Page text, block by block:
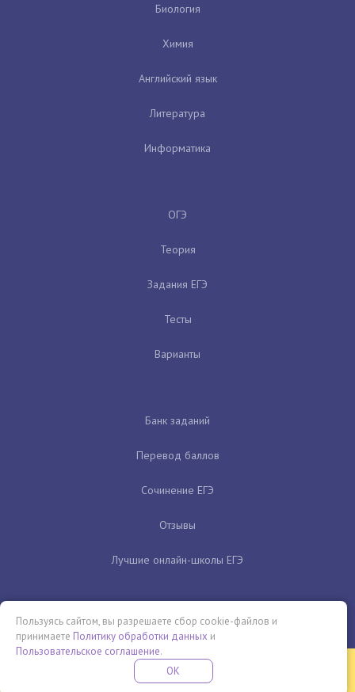
Биология
Химия
Английский язык
Литература
Информатика
ОГЭ
Теория
Задания ЕГЭ
Тесты
Варианты
Банк заданий
Перевод баллов
Сочинение ЕГЭ
Отзывы
Лучшие онлайн-школы ЕГЭ
Бесплатная летняя школа
ПРОВЕДИ ЭТО ЛЕТО С ПОЛЬЗОЙ
Пользуясь сайтом, вы разрешаете сбор cookie-файлов и
принимаете Политику обработки данных и
Пользовательское соглашение.
OK